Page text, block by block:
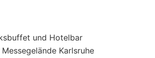
und Hotelbar
Karlsruhe